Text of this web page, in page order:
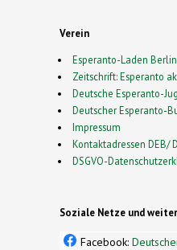
Verein
Esperanto-Laden Berlin
Zeitschrift: Esperanto
Deutsche Esperanto-
Deutscher Esperanto-
Impressum
Kontaktadressen DEB/
DSGVO-
Soziale Netze und
Facebook: